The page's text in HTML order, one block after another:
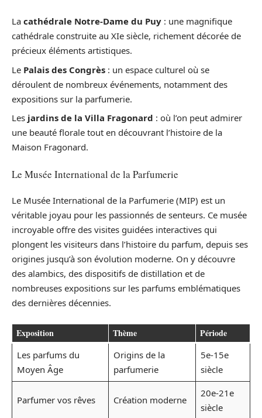
La cathédrale Notre-Dame du Puy : une magnifique
cathédrale construite au XIe siècle, richement décorée de
précieux éléments artistiques.
Le Palais des Congrès : un espace culturel où se
déroulent de nombreux événements, notamment des
expositions sur la parfumerie.
Les jardins de la Villa Fragonard : où l’on peut admirer
une beauté florale tout en découvrant l’histoire de la
Maison Fragonard.
Le Musée International de la Parfumerie
Le Musée International de la Parfumerie (MIP) est un
véritable joyau pour les passionnés de senteurs. Ce musée
incroyable offre des visites guidées interactives qui
plongent les visiteurs dans l’histoire du parfum, depuis ses
origines jusqu’à son évolution moderne. On y découvre
des alambics, des dispositifs de distillation et de
nombreuses expositions sur les parfums emblématiques
des dernières décennies.
Exposition Thème Période
Les parfums du
Moyen Âge
Origins de la
parfumerie
5e-15e
siècle
Parfumer vos rêves Création moderne
20e-21e
siècle